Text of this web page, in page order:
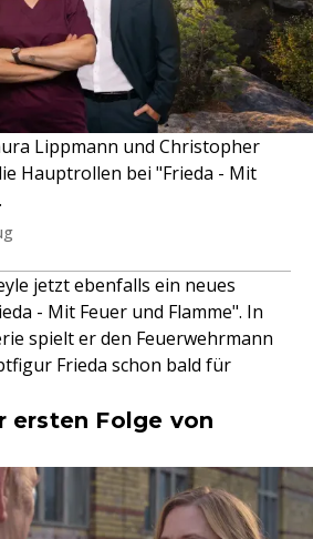
Lippmann und Christopher
Hauptrollen bei "Frieda - Mit
jetzt ebenfalls ein neues
- Mit Feuer und Flamme". In
spielt er den Feuerwehrmann
Frieda schon bald für
ersten Folge von